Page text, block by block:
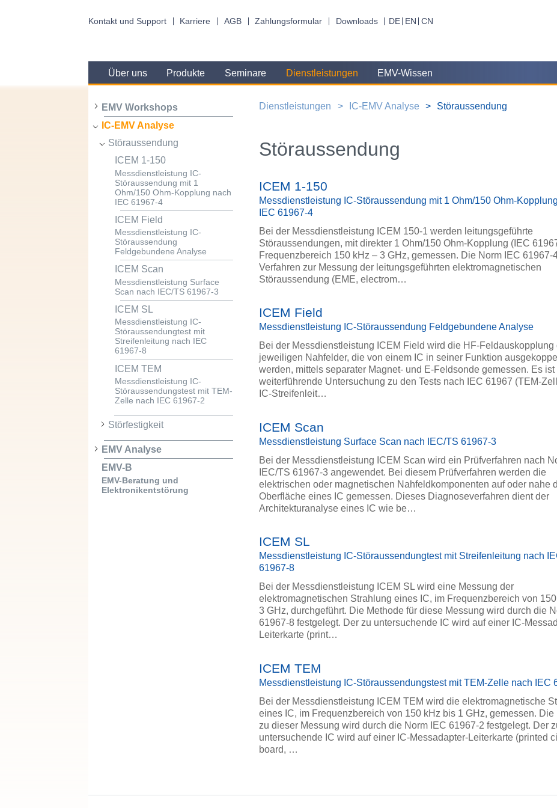
Kontakt und Support Karriere AGB Zahlungsformular Downloads DE EN CN
Über uns Produkte Seminare Dienstleistungen EMV-Wissen
EMV Workshops
IC-EMV Analyse
Störaussendung
ICEM 1-150
Messdienstleistung IC-
Störaussendung mit 1
Ohm/150 Ohm-Kopplung nach
IEC 61967-4
ICEM Field
Messdienstleistung IC-
Störaussendung
Feldgebundene Analyse
ICEM Scan
Messdienstleistung Surface
Scan nach IEC/TS 61967-3
ICEM SL
Messdienstleistung IC-
Störaussendungtest mit
Streifenleitung nach IEC
61967-8
ICEM TEM
Messdienstleistung IC-
Störaussendungstest mit TEM-
Zelle nach IEC 61967-2
Störfestigkeit
EMV Analyse
EMV-B
EMV-Beratung und
Elektronikentstörung
Dienstleistungen IC-EMV Analyse Störaussendung
Störaussendung
ICEM 1-150
Messdienstleistung IC-Störaussendung mit 1 Ohm/150 Ohm-
IEC 61967-4
Bei der Messdienstleistung ICEM 150-1 werden leitungsgeführte
Störaussendungen, mit direkter 1 Ohm/150 Ohm-Kopplung (IEC
Frequenzbereich 150 kHz – 3 GHz, gemessen. Die Norm IEC 61967-
Verfahren zur Messung der leitungsgeführten elektromagnetischen
Störaussendung (EME, electrom…
ICEM Field
Messdienstleistung IC-Störaussendung Feldgebundene Analyse
Bei der Messdienstleistung ICEM Field wird die HF-Feldauskopplung
jeweiligen Nahfelder, die von einem IC in seiner Funktion
werden, mittels separater Magnet- und E-Feldsonde gemessen. Es ist
weiterführende Untersuchung zu den Tests nach IEC 61967 (TEM-
IC-Streifenleit…
ICEM Scan
Messdienstleistung Surface Scan nach IEC/TS 61967-3
Bei der Messdienstleistung ICEM Scan wird ein Prüfverfahren nach
IEC/TS 61967-3 angewendet. Bei diesem Prüfverfahren werden die
elektrischen oder magnetischen Nahfeldkomponenten auf oder nahe
Oberfläche eines IC gemessen. Dieses Diagnoseverfahren dient der
Architekturanalyse eines IC wie be…
ICEM SL
Messdienstleistung IC-Störaussendungtest mit Streifenleitung nach
61967-8
Bei der Messdienstleistung ICEM SL wird eine Messung der
elektromagnetischen Strahlung eines IC, im Frequenzbereich von
3 GHz, durchgeführt. Die Methode für diese Messung wird durch die
61967-8 festgelegt. Der zu untersuchende IC wird auf einer IC-
Leiterkarte (print…
ICEM TEM
Messdienstleistung IC-Störaussendungstest mit TEM-Zelle nach IEC
Bei der Messdienstleistung ICEM TEM wird die elektromagnetische
eines IC, im Frequenzbereich von 150 kHz bis 1 GHz, gemessen. Die
zu dieser Messung wird durch die Norm IEC 61967-2 festgelegt. Der
untersuchende IC wird auf einer IC-Messadapter-Leiterkarte (printed
board, …